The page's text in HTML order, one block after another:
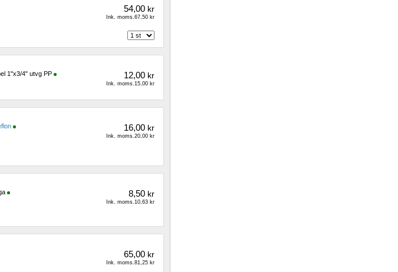
54,00kr
Ink. moms.67,50 kr
1"x3/4" utvg PP 12,00kr
Ink. moms.15,00 kr
16,00kr
Ink. moms.20,00 kr
8,50kr
Ink. moms.10,63 kr
65,00kr
Ink. moms.81,25 kr